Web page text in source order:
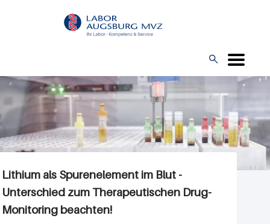
Direkt
zum
O

Lithium als Spurenelement im Blut -
Unterschied zum Therapeutischen Drug-
Monitoring beachten!